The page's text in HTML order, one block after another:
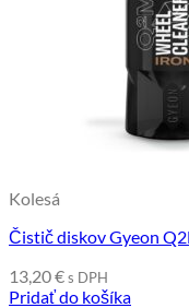
Kolesá
Čistič diskov Gyeon
13,20€s DPH
Pridať do košíka